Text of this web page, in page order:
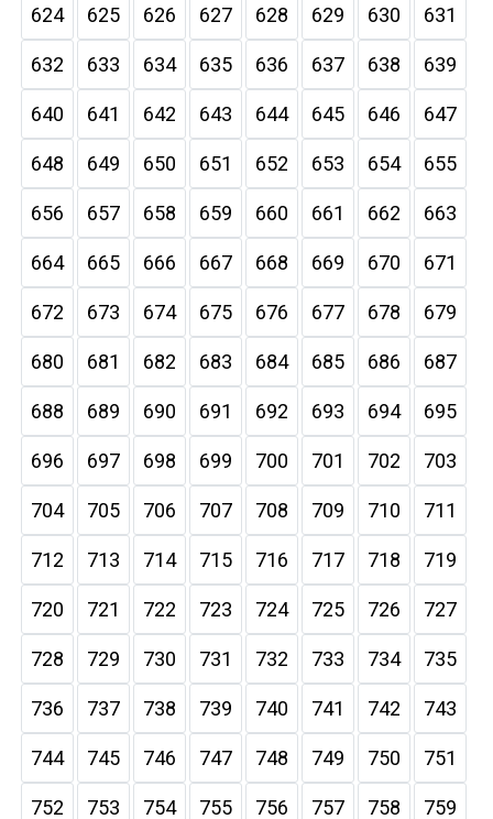
624 625 626 627 628 629 630 631
632 633 634 635 636 637 638 639
640 641 642 643 644 645 646 647
648 649 650 651 652 653 654 655
656 657 658 659 660 661 662 663
664 665 666 667 668 669 670 671
672 673 674 675 676 677 678 679
680 681 682 683 684 685 686 687
688 689 690 691 692 693 694 695
696 697 698 699 700 701 702 703
704 705 706 707 708 709 710 711
712 713 714 715 716 717 718 719
720 721 722 723 724 725 726 727
728 729 730 731 732 733 734 735
736 737 738 739 740 741 742 743
744 745 746 747 748 749 750 751
752 753 754 755 756 757 758 759